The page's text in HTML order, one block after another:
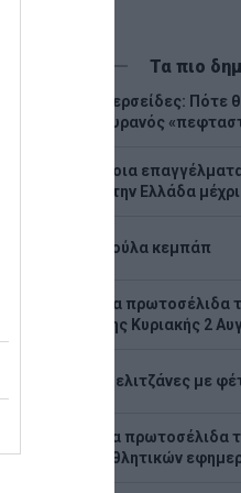
Τα πιο
Περσείδες: Πότε
ουρανός
Ποια
στην Ελλάδα
Λούλα κεμπάπ
Tα πρωτοσέλιδα
της Κυριακής 2
Μελιτζάνες με
Τα πρωτοσέλιδα
αθλητικών